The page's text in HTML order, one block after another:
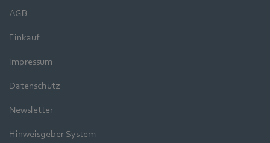
AGB
Einkauf
Impressum
Datenschutz
Newsletter
Hinweisgeber System